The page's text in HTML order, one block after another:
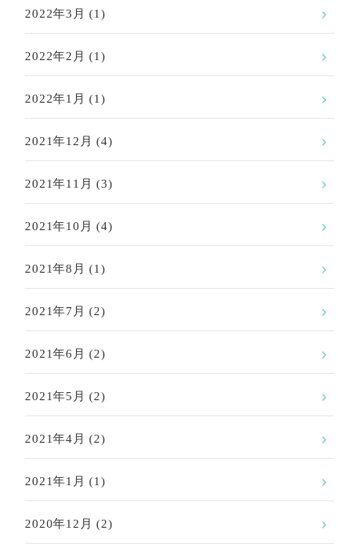
2022年3月 (1)
2022年2月 (1)
2022年1月 (1)
2021年12月 (4)
2021年11月 (3)
2021年10月 (4)
2021年8月 (1)
2021年7月 (2)
2021年6月 (2)
2021年5月 (2)
2021年4月 (2)
2021年1月 (1)
2020年12月 (2)